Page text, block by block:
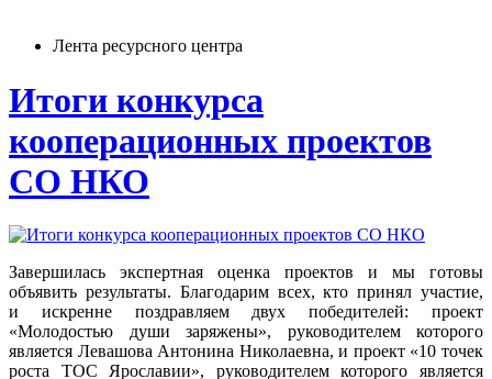
Лента ресурсного центра
Итоги конкурса
кооперационных проектов
СО НКО
Завершилась экспертная оценка проектов и мы готовы
объявить результаты. Благодарим всех, кто принял участие,
и искренне поздравляем двух победителей: проект
«Молодостью души заряжены», руководителем которого
является Левашова Антонина Николаевна, и проект «10 точек
роста ТОС Ярославии», руководителем которого является